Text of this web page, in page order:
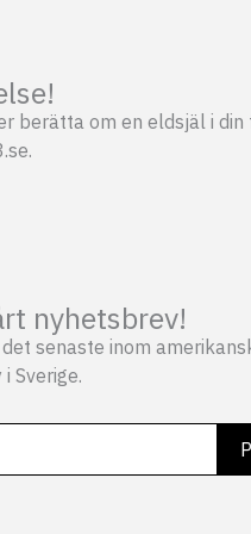
berätta om en eldsjäl i din
nyhetsbrev!
senaste inom
Sverige.